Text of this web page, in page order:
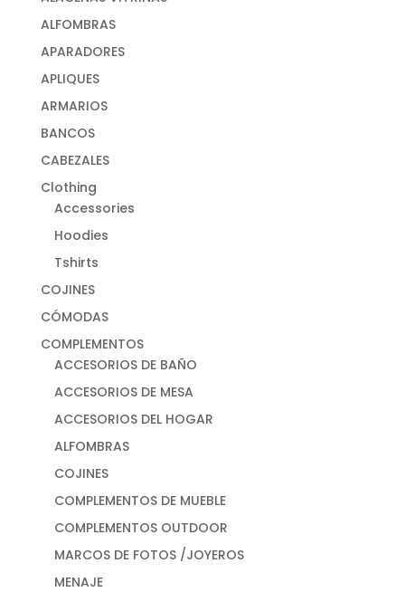
ALFOMBRAS
APARADORES
APLIQUES
ARMARIOS
BANCOS
CABEZALES
Clothing
Accessories
Hoodies
Tshirts
COJINES
CÓMODAS
COMPLEMENTOS
ACCESORIOS DE BAÑO
ACCESORIOS DE MESA
ACCESORIOS DEL HOGAR
ALFOMBRAS
COJINES
COMPLEMENTOS DE MUEBLE
COMPLEMENTOS OUTDOOR
MARCOS DE FOTOS /JOYEROS
MENAJE